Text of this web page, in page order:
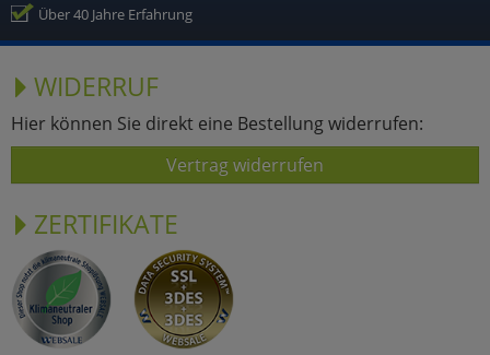
Über 40 Jahre Erfahrung
WIDERRUF
Hier können Sie direkt eine Bestellung widerrufen:
Vertrag widerrufen
ZERTIFIKATE